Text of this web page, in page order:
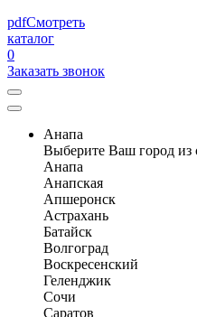
pdfСмотреть
каталог
0
Заказать звонок
Анапа
Выберите Ваш город из
Анапа
Анапская
Апшеронск
Астрахань
Батайск
Волгоград
Воскресенский
Геленджик
Сочи
Саратов